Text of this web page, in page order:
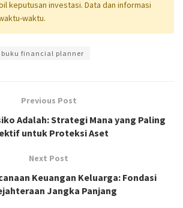
keputusan investasi. Data dan informasi
waktu.
buku financial planner
Previous Post
Adalah: Strategi Mana yang Paling
untuk Proteksi Aset
Next Post
Keuangan Keluarga: Fondasi
Jangka Panjang